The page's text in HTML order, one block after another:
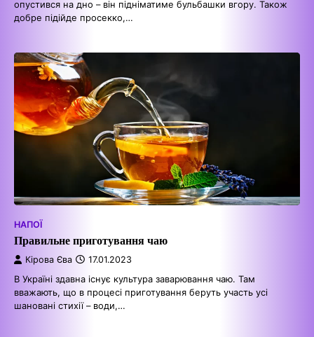
опустився на дно – він підніматиме бульбашки вгору. Також
добре підійде просекко,…
НАПОЇ
Правильне приготування чаю
Кірова Єва 17.01.2023
В Україні здавна існує культура заварювання чаю. Там
вважають, що в процесі приготування беруть участь усі
шановані стихії – води,…